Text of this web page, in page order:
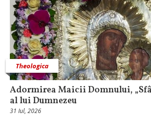
Theologica
Adormirea Maicii Domnului,
al lui Dumnezeu
31 Iul, 2026